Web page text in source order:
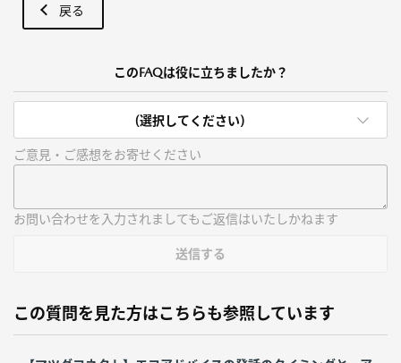
戻る
このFAQは役に立ちましたか？
(選択してください)
ご意見・ご感想をお寄せください
お問い合わせを入力されましてもご返信はいたしかねます
送信する
この質問を見た方はこちらも参照しています